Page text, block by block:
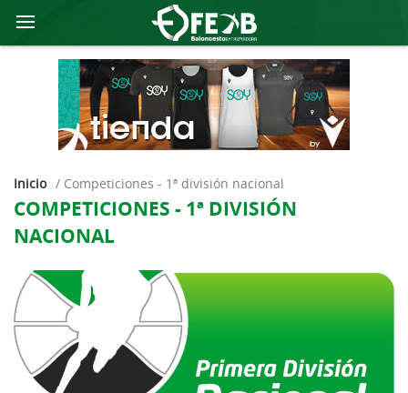
Inicio / competiciones - 1ª división nacional
COMPETICIONES - 1ª DIVISIÓN
NACIONAL